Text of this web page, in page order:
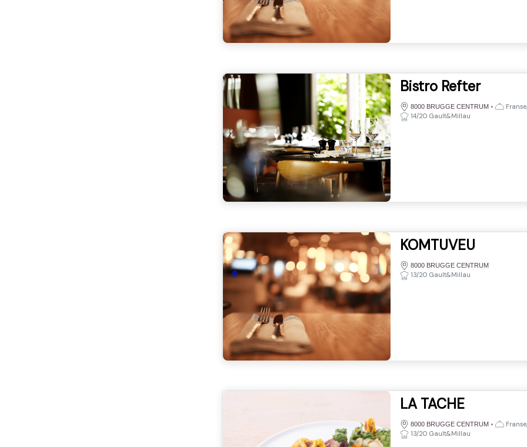
Bistro Refter
8000 BRUGGE CENTRUM •
14/20 Gault&Millau
KOMTUVEU
8000 BRUGGE CENTRUM
13/20 Gault&Millau
LA TACHE
8000 BRUGGE CENTRUM •
13/20 Gault&Millau